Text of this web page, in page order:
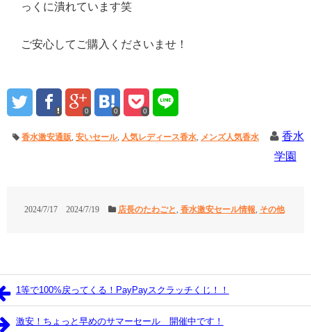
っくに潰れています笑
ご安心してご購入くださいませ！
0 0 0
香水激安通販,安いセール, 人気レディース香水, メンズ人気香水
香水
学園
2024/7/17 2024/7/19 店長のたわごと, 香水激安セール情報, その他
1等で100%戻ってくる！PayPayスクラッチくじ！！
激安！ちょっと早めのサマーセール 開催中です！